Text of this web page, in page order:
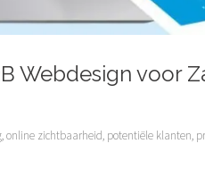
Webdesign voor
,online zichtbaarheid, potentiële klanten,